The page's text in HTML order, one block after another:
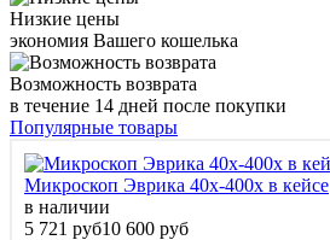
Низкие цены
экономия Вашего кошелька
Возможность возврата
в течение 14 дней после покупки
Популярные товары
Микроскоп Эврика 40х-400х в кейсе
в наличии
5 721 руб10 600 руб